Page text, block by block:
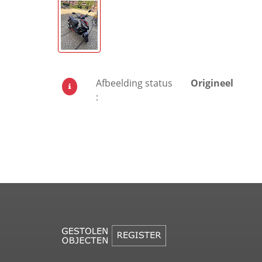
Afbeelding status
:
Origineel